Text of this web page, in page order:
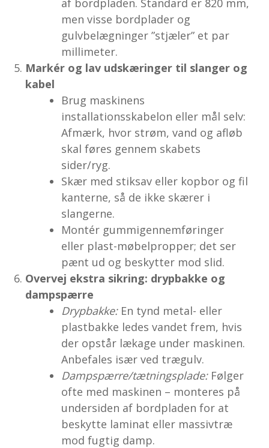
af bordpladen. Standard er 820 mm,
men visse bordplader og
gulvbelægninger ”stjæler” et par
millimeter.
Markér og lav udskæringer til slanger og
kabel
Brug maskinens
installationsskabelon eller mål selv:
Afmærk, hvor strøm, vand og afløb
skal føres gennem skabets
sider/ryg.
Skær med stiksav eller kopbor og fil
kanterne, så de ikke skærer i
slangerne.
Montér gummigennemføringer
eller plast-møbelpropper; det ser
pænt ud og beskytter mod slid.
Overvej ekstra sikring: drypbakke og
dampspærre
Drypbakke:En tynd metal- eller
plastbakke ledes vandet frem, hvis
der opstår lækage under maskinen.
Anbefales især ved trægulv.
Dampspærre/tætningsplade:Følger
ofte med maskinen – monteres på
undersiden af bordpladen for at
beskytte laminat eller massivtræ
mod fugtig damp.